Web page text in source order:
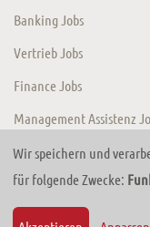
Banking Jobs
Vertrieb Jobs
Finance Jobs
Management Assistenz
© 2026 TIMEConsult GmbH.
Wir speichern und
für folgende Zwecke: